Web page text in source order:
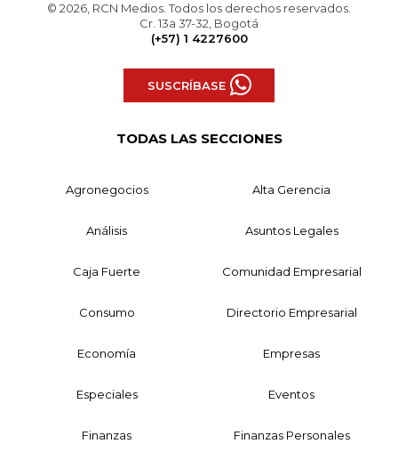
© 2026, RCN Medios. Todos los derechos reservados.
Cr. 13a 37-32, Bogotá
(+57) 1 4227600
SUSCRÍBASE
TODAS LAS SECCIONES
Agronegocios Alta Gerencia
Análisis Asuntos Legales
Caja Fuerte Comunidad Empresarial
Consumo Directorio Empresarial
Economía Empresas
Especiales Eventos
Finanzas Finanzas Personales